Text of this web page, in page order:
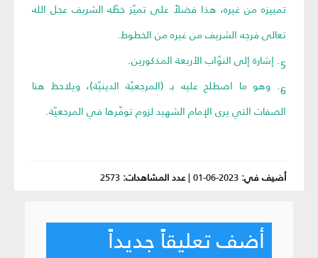
تمييزه من غيره، هذا فضلاً على تميّز خطّه الشريف عجل الله
تعالى فرجه الشريف من غيره من الخطوط.
5. إشارة إلى النوّاب الأربعة المذكورين.
6. وهو ما اصطلح عليه بـ (المرجعيّة الدينيّة)، ويلاحظ هنا
الصفات التي يرى الإمام الشهيد لزوم توفّرها في المرجعيّة.
أضيف في: 2023-06-01
|عدد المشاهدات: 2573
أضف تعليقاً جديداً